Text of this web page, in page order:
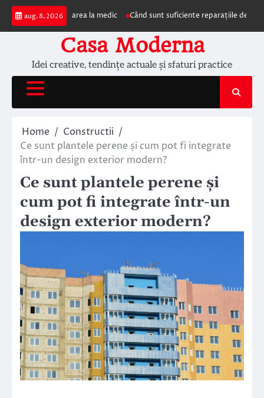
Skip
content
aug. 8, 2026
prezentarea la medic Când sunt suficiente reparațiile de acoperiș și
Casa Moderna
Idei creative, tendințe actuale și sfaturi practice
Home
Constructii
Ce sunt plantele perene și cum pot fi integrate
într-un design exterior modern?
Ce sunt plantele perene și
cum pot fi integrate într-un
design exterior modern?